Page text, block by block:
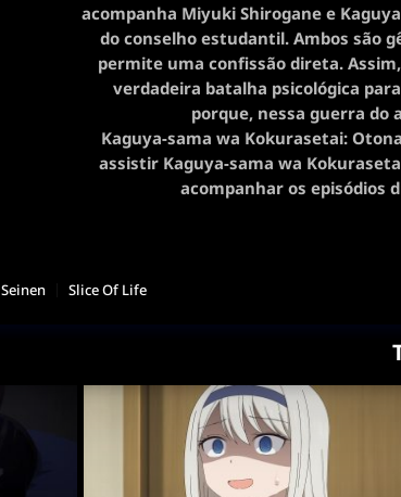
acompanha Miyuki Shirogane e
do conselho estudantil. Ambos são
permite uma confissão direta.
verdadeira batalha psicológica
porque, nessa guerra do
Kaguya-sama wa Kokurasetai:
assistir Kaguya-sama wa
acompanhar os episódios
Seinen Slice Of Life